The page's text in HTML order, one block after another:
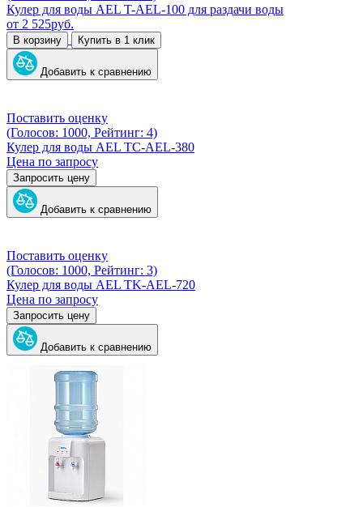
Кулер для воды AEL T-AEL-100 для раздачи воды
от 2 525руб.
В корзину Купить в 1 клик
Добавить к сравнению
Поставить оценку
(Голосов: 1000, Рейтинг: 4)
Кулер для воды AEL TC-AEL-380
Цена по запросу
Запросить цену
Добавить к сравнению
Поставить оценку
(Голосов: 1000, Рейтинг: 3)
Кулер для воды AEL TK-AEL-720
Цена по запросу
Запросить цену
Добавить к сравнению